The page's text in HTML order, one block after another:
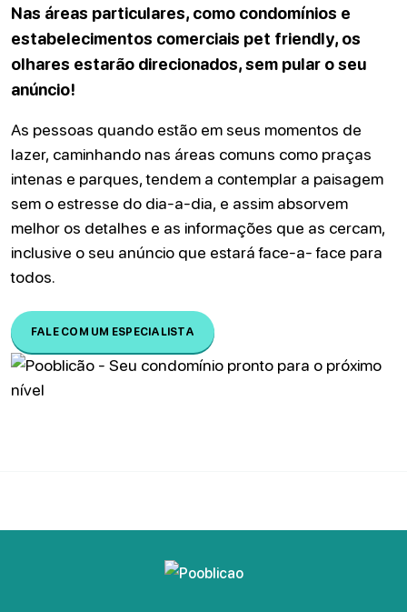
Nas áreas particulares, como condomínios e
estabelecimentos comerciais pet friendly, os
olhares estarão direcionados, sem pular o seu
anúncio!
As pessoas quando estão em seus momentos de
lazer, caminhando nas áreas comuns como praças
intenas e parques, tendem a contemplar a paisagem
sem o estresse do dia-a-dia, e assim absorvem
melhor os detalhes e as informações que as cercam,
inclusive o seu anúncio que estará face-a- face para
todos.
FALE COM UM ESPECIALISTA